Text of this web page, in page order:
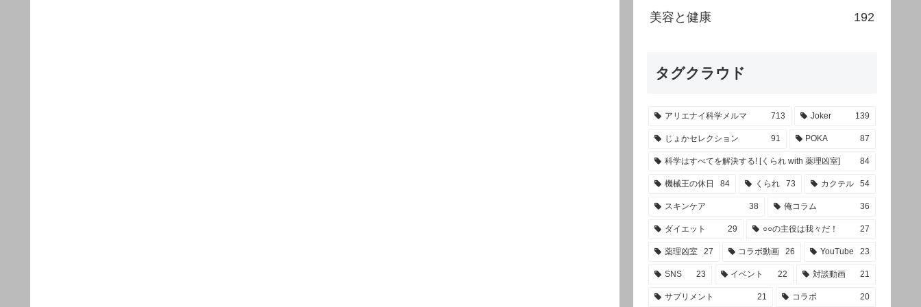
美容と健康 192
タグクラウド
アリエナイ科学メルマ 713 Joker 139
じょかセレクション 91 POKA 87
科学はすべてを解決する! [くられ with 薬理凶室] 84
機械王の休日 84 くられ 73 カクテル 54
スキンケア 38 俺コラム 36
ダイエット 29 ○○の主役は我々だ！ 27
薬理凶室 27 コラボ動画 26 YouTube 23
SNS 23 イベント 22 対談動画 21
サプリメント 21 コラボ 20